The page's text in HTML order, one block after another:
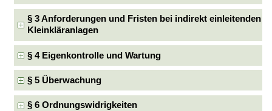
§ 3 Anforderungen und Fristen bei indirekt einleitenden
Kleinkläranlagen
§ 4 Eigenkontrolle und Wartung
§ 5 Überwachung
§ 6 Ordnungswidrigkeiten